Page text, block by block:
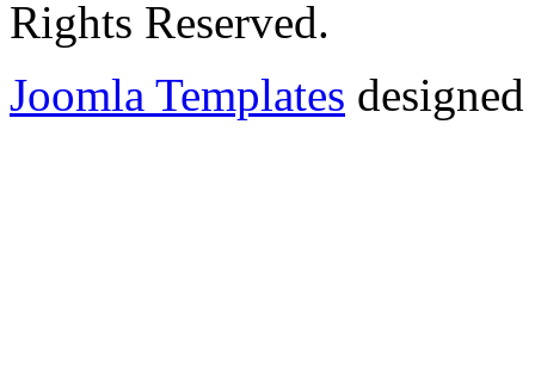
Rights Reserved.
Joomla Templates